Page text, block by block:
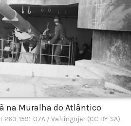
na Muralha do Atlântico
263-1591-07A / Valtingojer (CC BY-SA)